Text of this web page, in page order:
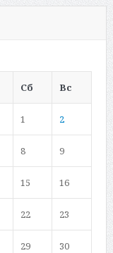
Сб Вс
1 2
8 9
15 16
22 23
29 30